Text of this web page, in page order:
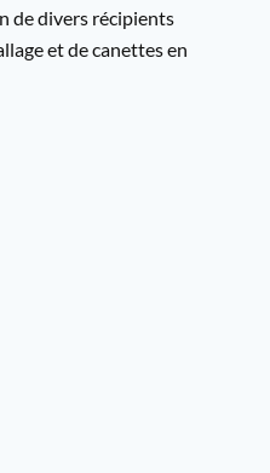
de divers récipients
et de canettes en